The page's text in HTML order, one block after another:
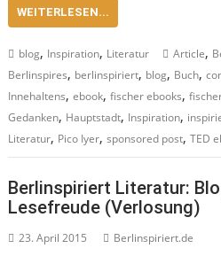
WEITERLESEN...
blog, Inspiration, Literatur Article,
Berlinspires, berlinspiriert, blog, Buch,
Innehaltens,ebook,fischer ebooks,
Gedanken, Hauptstadt, Inspiration,
Literatur, Pico Iyer,sponsored post,TED
Berlinspiriert Literatur:
Lesefreude (Verlosung)
23. April 2015 Berlinspiriert.de